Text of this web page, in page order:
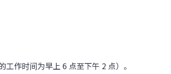
作时间为早上 6 点至下午 2 点）。